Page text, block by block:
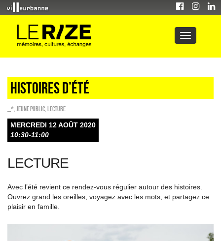
Histoires d’été
_* Jeune public Lecture
MERCREDI 12 AOÛT 2020
10:30-11:00
LECTURE
Avec l’été revient ce rendez-vous régulier autour des histoires.
Ouvrez grand les oreilles, voyagez avec les mots, et partagez ce
plaisir en famille.